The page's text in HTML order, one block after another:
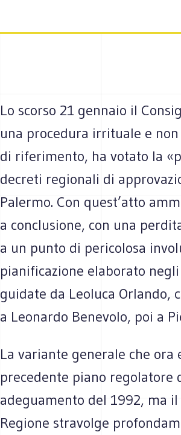
Lo scorso 21 gennaio il
una procedura irrituale e
di riferimento, ha votato la
decreti regionali di
Palermo. Con quest’atto
a conclusione, con una
a un punto di pericolosa
pianificazione elaborato
guidate da Leoluca Orlando,
a Leonardo Benevolo, poi a
La variante generale che
precedente piano regolatore
adeguamento del 1992, ma
Regione stravolge